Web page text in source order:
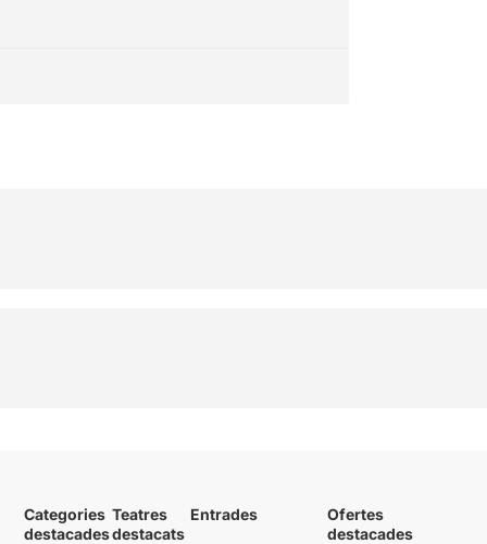
Categories
destacades
Teatres
destacats
Entrades
Ofertes
destacades